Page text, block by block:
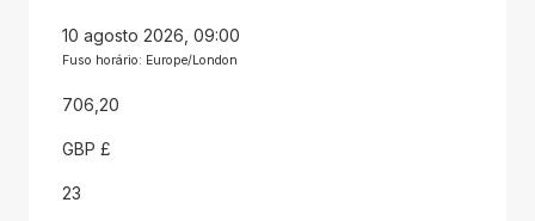
10 agosto 2026, 09:00
Fuso horário: Europe/London
706,20
GBP £
23